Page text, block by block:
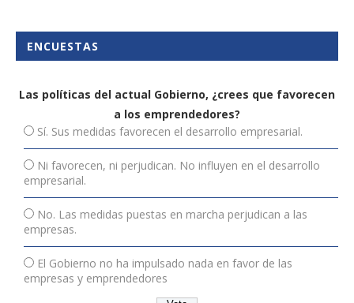
ENCUESTAS
Las políticas del actual Gobierno, ¿crees que favorecen
a los emprendedores?
Sí. Sus medidas favorecen el desarrollo empresarial.
Ni favorecen, ni perjudican. No influyen en el desarrollo
empresarial.
No. Las medidas puestas en marcha perjudican a las
empresas.
El Gobierno no ha impulsado nada en favor de las
empresas y emprendedores